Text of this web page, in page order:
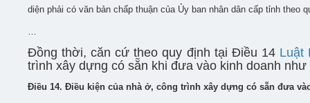
diện phải có văn bản chấp thuận của Ủy ban nhân dân cấp tỉnh theo
…
Đồng thời, căn cứ theo quy định tại Điều 14 Luật
trình xây dựng có sẵn khi đưa vào kinh doanh như
Điều 14. Điều kiện của nhà ở, công trình xây dựng có sẵn đưa